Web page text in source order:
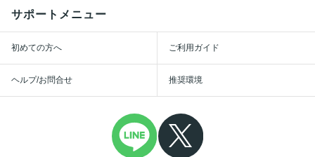
サポートメニュー
初めての方へ ご利用ガイド
ヘルプ/お問合せ 推奨環境